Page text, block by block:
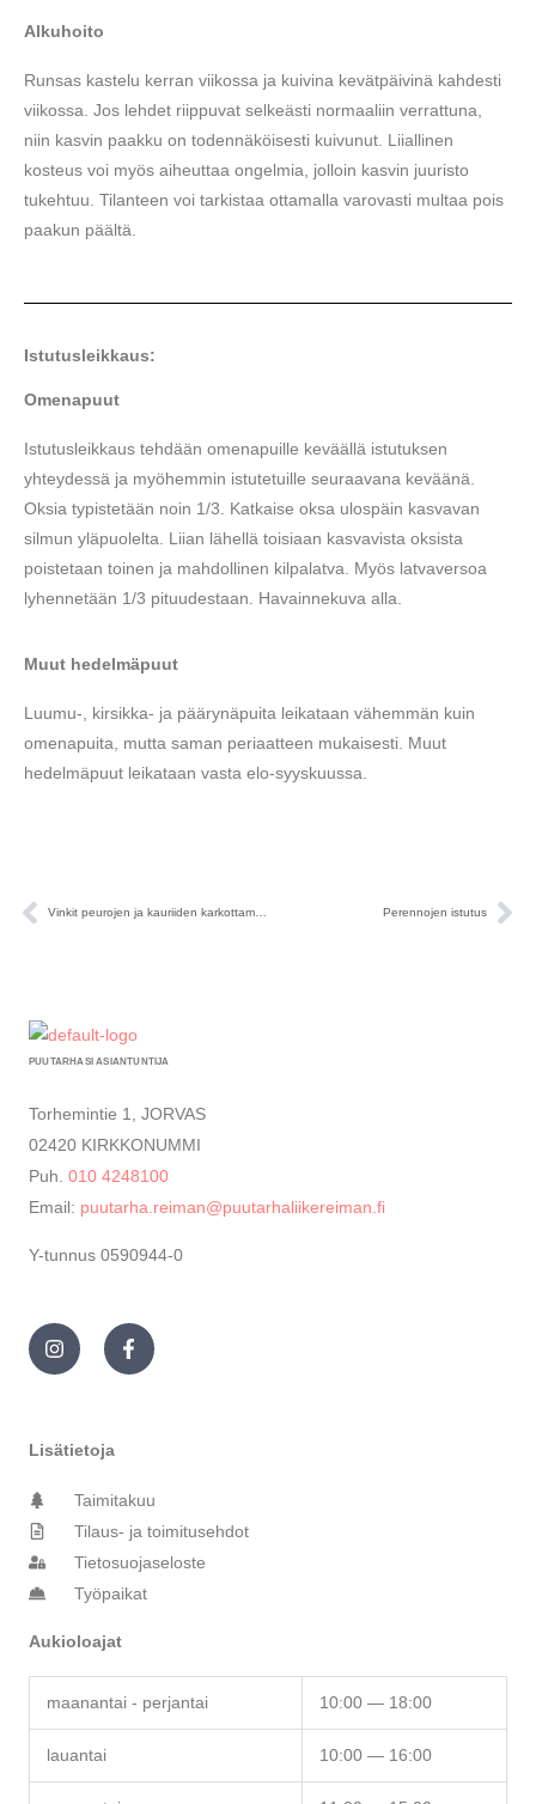
Alkuhoito
Runsas kastelu kerran viikossa ja kuivina kevätpäivinä kahdesti
viikossa. Jos lehdet riippuvat selkeästi normaaliin verrattuna,
niin kasvin paakku on todennäköisesti kuivunut. Liiallinen
kosteus voi myös aiheuttaa ongelmia, jolloin kasvin juuristo
tukehtuu. Tilanteen voi tarkistaa ottamalla varovasti multaa pois
paakun päältä.
Istutusleikkaus:
Omenapuut
Istutusleikkaus tehdään omenapuille keväällä istutuksen
yhteydessä ja myöhemmin istutetuille seuraavana keväänä.
Oksia typistetään noin 1/3. Katkaise oksa ulospäin kasvavan
silmun yläpuolelta. Liian lähellä toisiaan kasvavista oksista
poistetaan toinen ja mahdollinen kilpalatva. Myös latvaversoa
lyhennetään 1/3 pituudestaan. Havainnekuva alla.
Muut hedelmäpuut
Luumu-, kirsikka- ja päärynäpuita leikataan vähemmän kuin
omenapuita, mutta saman periaatteen mukaisesti. Muut
hedelmäpuut leikataan vasta elo-syyskuussa.
Prev Perennojen istutus
PUUTARHASI ASIANTUNTIJA
Torhemintie 1, JORVAS
02420 KIRKKONUMMI
Puh. 010 4248100
Email: puutarha.reiman@puutarhaliikereiman.fi
Y-tunnus 0590944-0
I
n
s
t
r
a
F
a
c
e
f
Lisätietoja
Taimitakuu
Tilaus- ja toimitusehdot
Tietosuojaseloste
Työpaikat
Aukioloajat
maanantai - perjantai 10:00 — 18:00
lauantai 10:00 — 16:00